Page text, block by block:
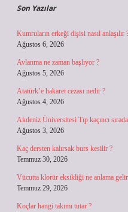
Son Yazılar
Kumruların erkeği dişisi nasıl anlaşılır
Ağustos 6, 2026
Avlanma ne zaman başlıyor ?
Ağustos 5, 2026
Atatürk’e hakaret cezası nedir ?
Ağustos 4, 2026
Akdeniz Üniversitesi Tıp kaçıncı
Ağustos 3, 2026
Kaç dersten kalırsak burs kesilir ?
Temmuz 30, 2026
Vücutta klorür eksikliği ne anlama
Temmuz 29, 2026
Koçlar hangi takımı tutar ?